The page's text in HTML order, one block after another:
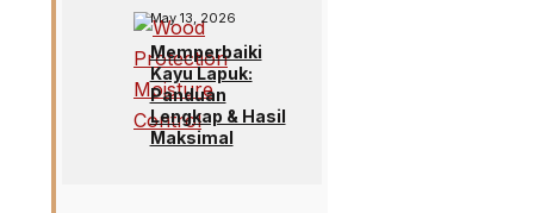
May 13, 2026
Memperbaiki
Kayu Lapuk:
Panduan
Lengkap & Hasil
Maksimal